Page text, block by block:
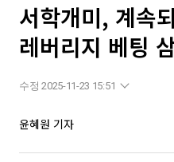
서학개미, 계속
레버리지 베팅
수정 2025-11-23 15:51
윤혜원 기자